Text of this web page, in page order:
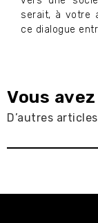
serait, à votre
ce dialogue
Vous
D’autres